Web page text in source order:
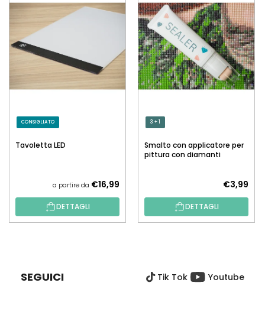
CONSIGLIATO
Tavoletta LED
a partire da €16,99
DETTAGLI
3 + 1
Smalto con applicatore per
pittura con diamanti
€3,99
DETTAGLI
SEGUICI Tik Tok Youtube